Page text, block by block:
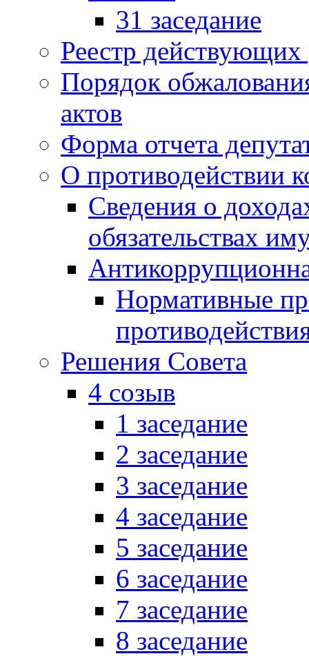
31 заседание
Реестр
Порядок
актов
Форма отчета
О противодействии
Сведения о
обязательствах
Нормативные
Решения Совета
4 созыв
1 заседание
2 заседание
3 заседание
4 заседание
5 заседание
6 заседание
7 заседание
8 заседание